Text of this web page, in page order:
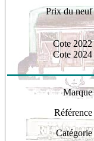
Prix du neuf
Cote 2022
Cote 2024
Marque
Référence
Catégorie